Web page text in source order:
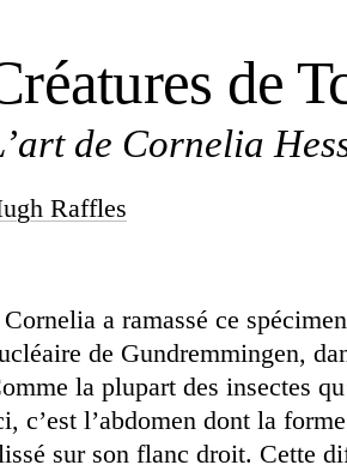
de
de Cornelia
Raffles
Cornelia a ramassé ce
de Gundremmingen,
la plupart des insectes
c’est l’abdomen dont la
sur son flanc droit. Cette